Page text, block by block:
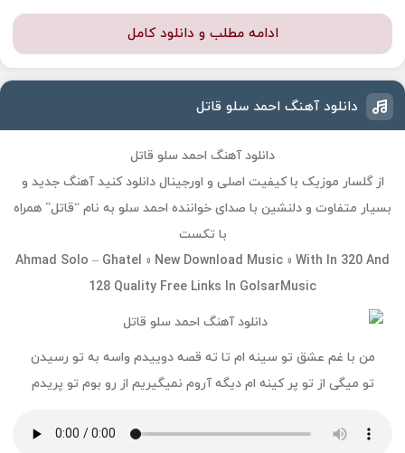
ادامه مطلب و دانلود کامل
دانلود آهنگ احمد سلو قاتل
دانلود آهنگ احمد سلو قاتل
از گلسار موزیک با کیفیت اصلی و اورجینال دانلود کنید آهنگ جدید و
بسیار متفاوت و دلنشین با صدای خواننده احمد سلو به نام “قاتل” همراه
با تکست
Ahmad Solo – Ghatel » New Download Music » With In 320 And
128 Quality Free Links In GolsarMusic
من با غم عشق تو سینه ام تا ته قصه دوییدم واسه به تو رسیدن
تو میگی از تو پر کینه ام دیگه آروم نمیگیریم از رو بوم تو پریدم